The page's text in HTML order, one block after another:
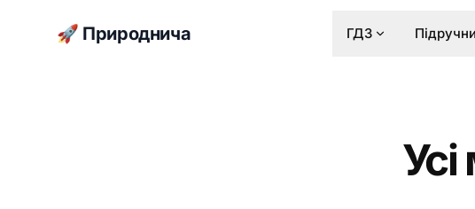
🚀 Природнича ГДЗ